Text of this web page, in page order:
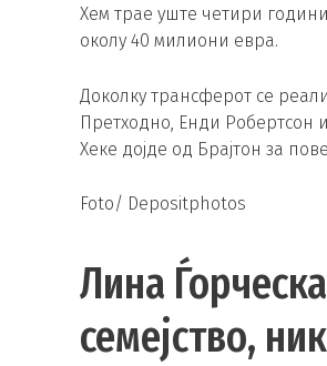
Хем трае уште четири
околу 40 милиони евра.
Доколку трансферот се
Претходно, Енди Робертсон
Хеке дојде од Брајтон за
Foto/ Depositphotos
Лина
семејство,